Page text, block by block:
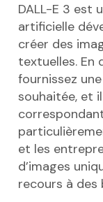
DALL-E 3 est
artificielle
créer des
textuelles. En
fournissez
souhaitée, et
et les
d’images
recours à des